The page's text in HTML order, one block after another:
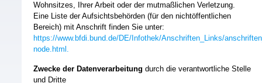
Wohnsitzes, Ihrer Arbeit oder der mutmaßlichen Verletzung.
Eine Liste der Aufsichtsbehörden (für den nichtöffentlichen
Bereich) mit Anschrift finden Sie unter:
https://www.bfdi.bund.de/DE/Infothek/Anschriften_Links/
node.html.
Zwecke der Datenverarbeitung durch die verantwortliche Stelle
und Dritte